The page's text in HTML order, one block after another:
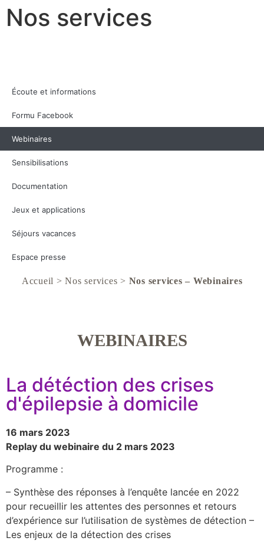
Nos services
Écoute et informations
Formu Facebook
Webinaires
Sensibilisations
Documentation
Jeux et applications
Séjours vacances
Espace presse
Accueil >Nos services > Nos services – Webinaires
WEBINAIRES
La détéction des crises
d'épilepsie à domicile
16 mars 2023
Replay du webinaire du 2 mars 2023
Programme :
– Synthèse des réponses à l’enquête lancée en 2022
pour recueillir les attentes des personnes et retours
d’expérience sur l’utilisation de systèmes de détection –
Les enjeux de la détection des crises